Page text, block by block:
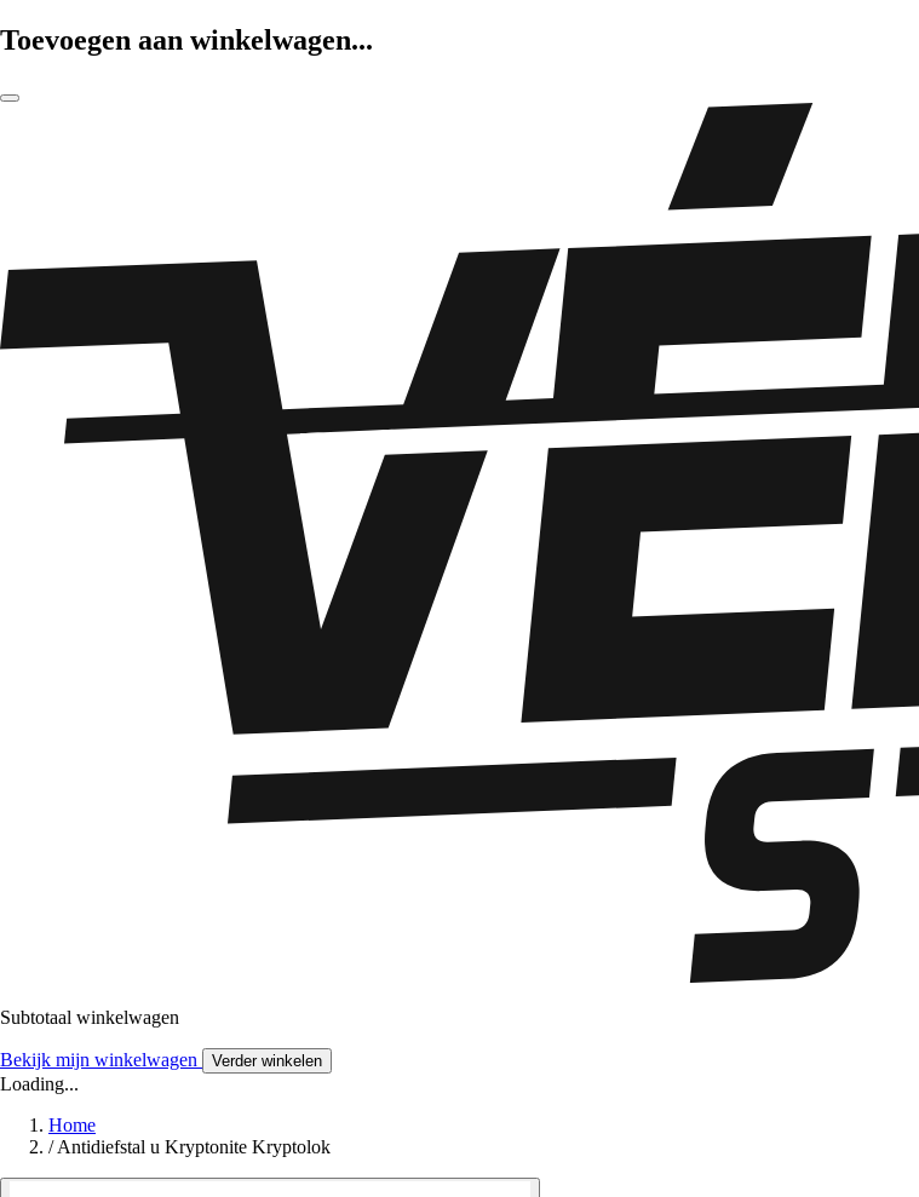
Toevoegen aan winkelwagen...
Subtotaal winkelwagen
Bekijk mijn winkelwagen Verder winkelen
Loading...
Home
/ Antidiefstal u Kryptonite Kryptolok